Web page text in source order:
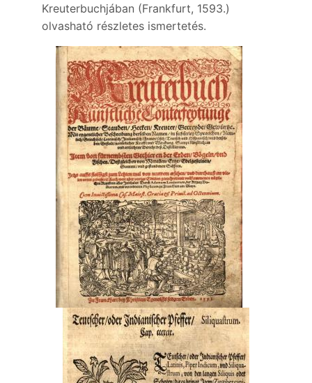
Kreuterbuchjában (Frankfurt, 1593.)
olvasható részletes ismertetés.